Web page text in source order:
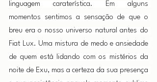
linguagem caraterística. Em alguns
momentos sentimos a sensação de que o
breu era o nosso universo natural antes do
Fiat Lux. Uma mistura de medo e ansiedade
de quem está lidando com os mistérios da
noite de Exu, mas a certeza da sua presença